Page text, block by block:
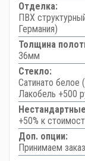
Отделка:
ПВХ
Германия)
Толщина
36мм
Стекло:
Сатинато белое
Лакобель +500
+50% к
Доп. опции:
Принимаем